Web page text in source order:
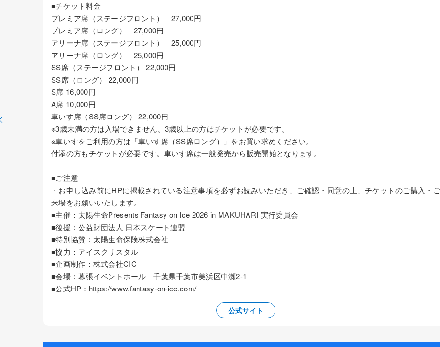
■チケット料金
プレミア席（ステージフロント） 27,000円
プレミア席（ロング） 27,000円
アリーナ席（ステージフロント） 25,000円
アリーナ席（ロング） 25,000円
SS席（ステージフロント） 22,000円
SS席（ロング） 22,000円
S席 16,000円
A席 10,000円
車いす席（SS席ロング） 22,000円
※3歳未満の方は入場できません。3歳以上の方はチケットが必要です。
※車いすをご利用の方は「車いす席（SS席ロング）」をお買い求めください。
付添の方もチケットが必要です。車いす席は一般発売から販売開始となります。
■ご注意
・お申し込み前にHPに掲載されている注意事項を必ずお読みいただき、ご確認・同意の上、チケットのご購入・
来場をお願いいたします。
■主催：太陽生命Presents Fantasy on Ice 2026 in MAKUHARI 実行委員会
■後援：公益財団法人 日本スケート連盟
■特別協賛：太陽生命保険株式会社
■協力：アイスクリスタル
■企画制作：株式会社CIC
■会場：幕張イベントホール 千葉県千葉市美浜区中瀬2-1
■公式HP：https://www.fantasy-on-ice.com/
公式サイト